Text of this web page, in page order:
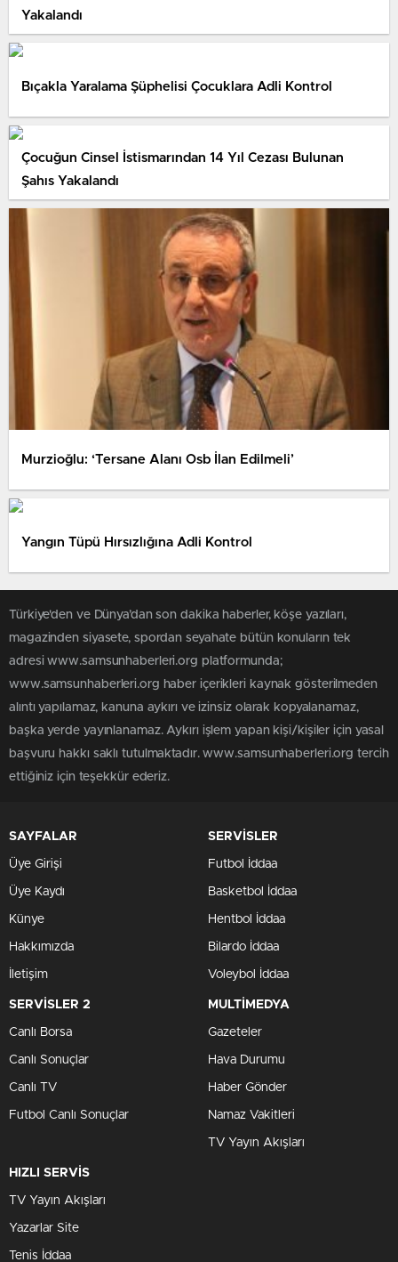
Yakalandı
Bıçakla Yaralama Şüphelisi Çocuklara Adli Kontrol
Çocuğun Cinsel İstismarından 14 Yıl Cezası Bulunan
Şahıs Yakalandı
Murzioğlu: ‘Tersane Alanı Osb İlan Edilmeli’
Yangın Tüpü Hırsızlığına Adli Kontrol
Türkiye'den ve Dünya’dan son dakika haberler, köşe yazıları,
magazinden siyasete, spordan seyahate bütün konuların tek
adresi www.samsunhaberleri.org platformunda;
www.samsunhaberleri.org haber içerikleri kaynak gösterilmeden
alıntı yapılamaz, kanuna aykırı ve izinsiz olarak kopyalanamaz,
başka yerde yayınlanamaz. Aykırı işlem yapan kişi/kişiler için yasal
başvuru hakkı saklı tutulmaktadır. www.samsunhaberleri.org tercih
ettiğiniz için teşekkür ederiz.
SAYFALAR
Üye Girişi
Üye Kaydı
Künye
Hakkımızda
İletişim
SERVİSLER
Futbol İddaa
Basketbol İddaa
Hentbol İddaa
Bilardo İddaa
Voleybol İddaa
SERVİSLER 2
Canlı Borsa
Canlı Sonuçlar
Canlı TV
Futbol Canlı Sonuçlar
MULTİMEDYA
Gazeteler
Hava Durumu
Haber Gönder
Namaz Vakitleri
TV Yayın Akışları
HIZLI SERVİS
TV Yayın Akışları
Yazarlar Site
Tenis İddaa